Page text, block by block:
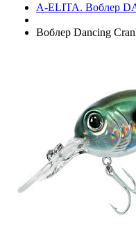
A-ELITA. Воблер
Воблер Dancing